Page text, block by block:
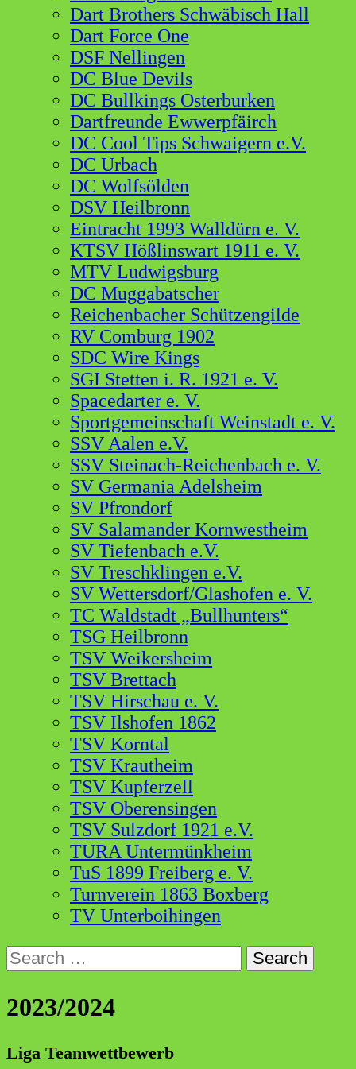
Dart Brothers Schwäbisch Hall
Dart Force One
DSF Nellingen
DC Blue Devils
DC Bullkings Osterburken
Dartfreunde Ewwerpfäirch
DC Cool Tips Schwaigern e.V.
DC Urbach
DC Wolfsölden
DSV Heilbronn
Eintracht 1993 Walldürn e. V.
KTSV Hößlinswart 1911 e. V.
MTV Ludwigsburg
DC Muggabatscher
Reichenbacher Schützengilde
RV Comburg 1902
SDC Wire Kings
SGI Stetten i. R. 1921 e. V.
Spacedarter e. V.
Sportgemeinschaft Weinstadt e. V.
SSV Aalen e.V.
SSV Steinach-Reichenbach e. V.
SV Germania Adelsheim
SV Pfrondorf
SV Salamander Kornwestheim
SV Tiefenbach e.V.
SV Treschklingen e.V.
SV Wettersdorf/Glashofen e. V.
TC Waldstadt „Bullhunters“
TSG Heilbronn
TSV Weikersheim
TSV Brettach
TSV Hirschau e. V.
TSV Ilshofen 1862
TSV Korntal
TSV Krautheim
TSV Kupferzell
TSV Oberensingen
TSV Sulzdorf 1921 e.V.
TURA Untermünkheim
TuS 1899 Freiberg e. V.
Turnverein 1863 Boxberg
TV Unterboihingen
Search
for:
2023/2024
Liga Teamwettbewerb